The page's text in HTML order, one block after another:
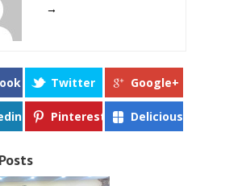
→
Twitter Google+
Pinterest Delicious